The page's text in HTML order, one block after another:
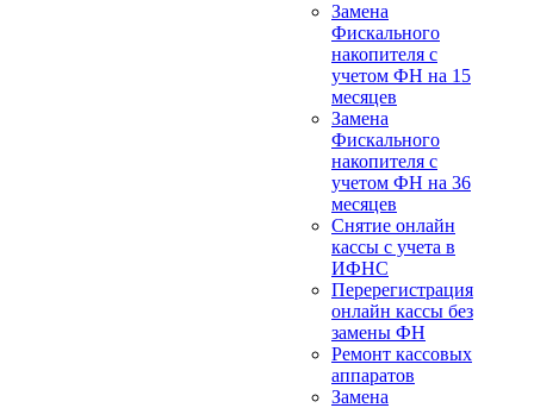
Замена
Фискального
накопителя с
учетом ФН на 15
месяцев
Замена
Фискального
накопителя с
учетом ФН на 36
месяцев
Снятие онлайн
кассы с учета в
ИФНС
Перерегистрация
онлайн кассы без
замены ФН
Ремонт кассовых
аппаратов
Замена